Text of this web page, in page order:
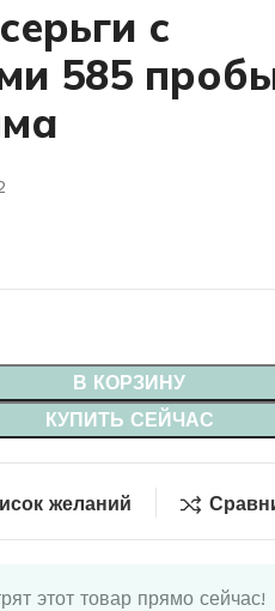
с
585
В КОРЗИНУ
КУПИТЬ СЕЙЧАС
желаний
этот товар прямо сейчас!